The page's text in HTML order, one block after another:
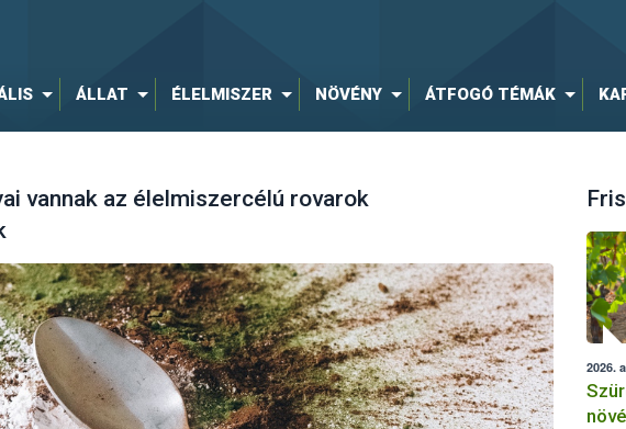
ÁLLAT ÉLELMISZER NÖVÉNY ÁTFOGÓ TÉMÁK
vannak az élelmiszercélú rovarok
2026.